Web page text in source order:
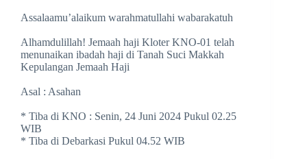
Assalaamu’alaikum warahmatullahi wabarakatuh
Alhamdulillah! Jemaah haji Kloter KNO-01 telah
menunaikan ibadah haji di Tanah Suci Makkah
Kepulangan Jemaah Haji
Asal : Asahan
* Tiba di KNO : Senin, 24 Juni 2024 Pukul 02.25
WIB
* Tiba di Debarkasi Pukul 04.52 WIB